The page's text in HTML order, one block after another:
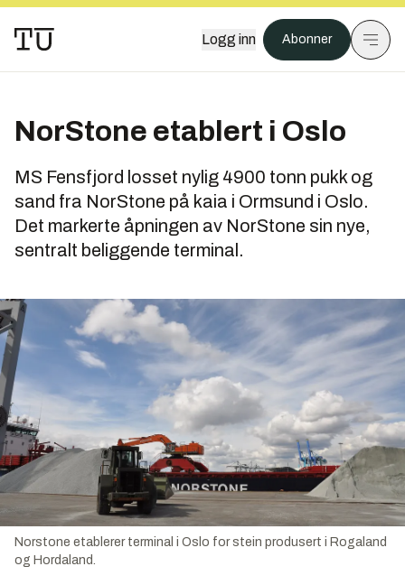
Logg inn Abonner
NorStone etablert i Oslo
MS Fensfjord losset nylig 4900 tonn pukk og
sand fra NorStone på kaia i Ormsund i Oslo.
Det markerte åpningen av NorStone sin nye,
sentralt beliggende terminal.
Norstone etablerer terminal i Oslo for stein produsert i Rogaland
og Hordaland.